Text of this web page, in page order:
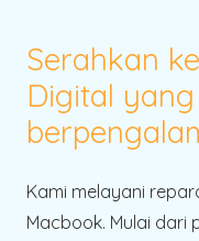
Serahkan
Digital
Kami melayani
Macbook. Mulai dari